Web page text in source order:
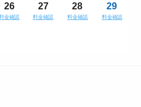
26
金確認
27
料金確認
28
料金確認
29
料金確認